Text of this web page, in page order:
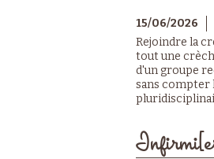
15/06/2026
Rejoindre la
tout une
d'un groupe
sans compter